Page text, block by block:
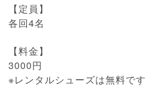
【定員】
各回4名
【料金】
3000円
※レンタルシューズは無料です